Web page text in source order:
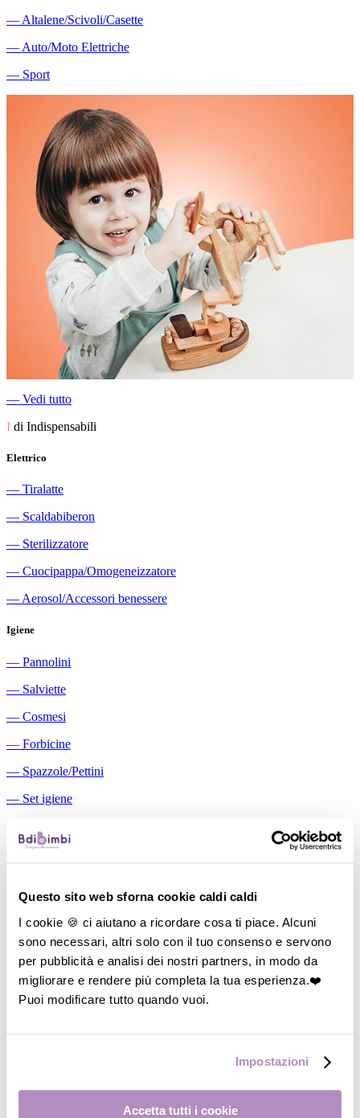
Questo sito web sforna cookie caldi caldi
I cookie 🍪 ci aiutano a ricordare cosa ti piace. Alcuni
sono necessari, altri solo con il tuo consenso e servono
per pubblicità e analisi dei nostri partners, in modo da
migliorare e rendere più completa la tua esperienza.❤️
Puoi modificare tutto quando vuoi.
Impostazioni
Accetta tutti i cookie
― Altalene/Scivoli/Casette
― Auto/Moto Elettriche
― Sport
― Vedi tutto
I di Indispensabili
Elettrico
― Tiralatte
― Scaldabiberon
― Sterilizzatore
― Cuocipappa/Omogeneizzatore
― Aerosol/Accessori benessere
Igiene
― Pannolini
― Salviette
― Cosmesi
― Forbicine
― Spazzole/Pettini
― Set igiene
Aspiratori nasali manuali
―
Cuscini allattamento
―Biberon
―
Tettarelle
―Succhietti
Conservalatte Materno